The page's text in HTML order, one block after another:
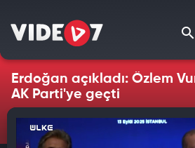
Erdoğan açıkladı: Özlem
AK Parti'ye geçti